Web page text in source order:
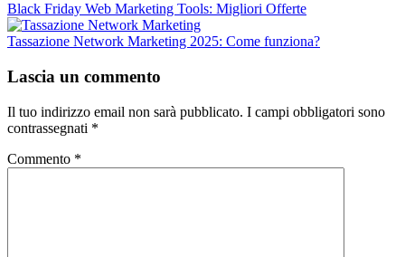
Black Friday Web Marketing Tools: Migliori Offerte
Tassazione Network Marketing 2025: Come funziona?
Lascia un commento
Il tuo indirizzo email non sarà pubblicato. I campi obbligatori sono
contrassegnati *
Commento *